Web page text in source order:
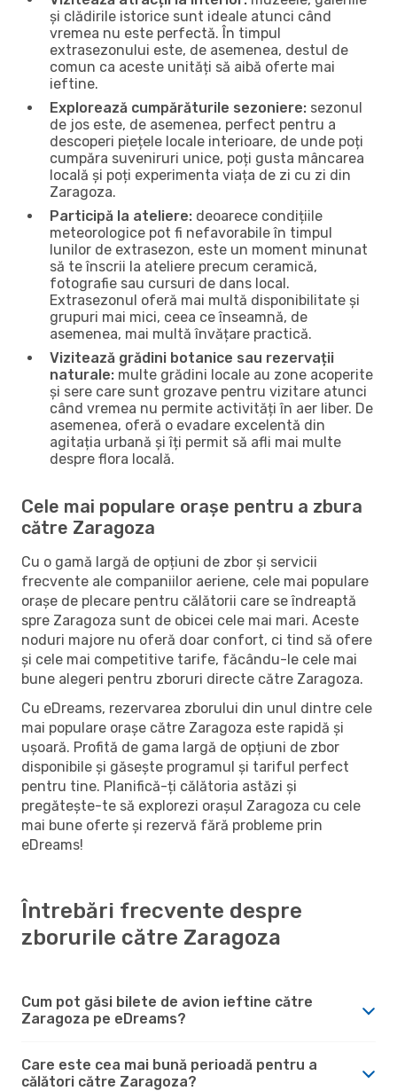
și clădirile istorice sunt ideale atunci când
vremea nu este perfectă. În timpul
extrasezonului este, de asemenea, destul de
comun ca aceste unități să aibă oferte mai
ieftine.
Explorează cumpărăturile sezoniere: sezonul
de jos este, de asemenea, perfect pentru a
descoperi piețele locale interioare, de unde poți
cumpăra suveniruri unice, poți gusta mâncarea
locală și poți experimenta viața de zi cu zi din
Zaragoza.
Participă la ateliere: deoarece condițiile
meteorologice pot fi nefavorabile în timpul
lunilor de extrasezon, este un moment minunat
să te înscrii la ateliere precum ceramică,
fotografie sau cursuri de dans local.
Extrasezonul oferă mai multă disponibilitate și
grupuri mai mici, ceea ce înseamnă, de
asemenea, mai multă învățare practică.
Vizitează grădini botanice sau rezervații
naturale: multe grădini locale au zone acoperite
și sere care sunt grozave pentru vizitare atunci
când vremea nu permite activități în aer liber. De
asemenea, oferă o evadare excelentă din
agitația urbană și îți permit să afli mai multe
despre flora locală.
Cele mai populare orașe pentru a zbura
către Zaragoza
Cu o gamă largă de opțiuni de zbor și servicii
frecvente ale companiilor aeriene, cele mai populare
orașe de plecare pentru călătorii care se îndreaptă
spre Zaragoza sunt de obicei cele mai mari. Aceste
noduri majore nu oferă doar confort, ci tind să ofere
și cele mai competitive tarife, făcându-le cele mai
bune alegeri pentru zboruri directe către Zaragoza.
Cu eDreams, rezervarea zborului din unul dintre cele
mai populare orașe către Zaragoza este rapidă și
ușoară. Profită de gama largă de opțiuni de zbor
disponibile și găsește programul și tariful perfect
pentru tine. Planifică-ți călătoria astăzi și
pregătește-te să explorezi orașul Zaragoza cu cele
mai bune oferte și rezervă fără probleme prin
eDreams!
Întrebări frecvente despre
zborurile către Zaragoza
Cum pot găsi bilete de avion ieftine către
Zaragoza pe eDreams?
Care este cea mai bună perioadă pentru a
călători către Zaragoza?